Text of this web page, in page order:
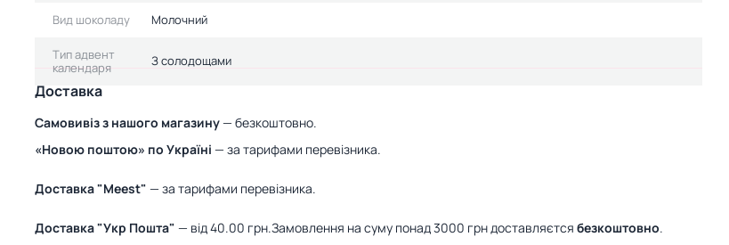
Вид шоколаду Молочний
Тип адвент
календаря
З солодощами
Доставка
Самовивіз з нашого магазину— безкоштовно.
«Новою поштою» по Україні — за тарифами перевізника.
Доставка "Meest" — за тарифами перевізника.
Доставка "Укр Пошта" — від 40.00 грн.Замовлення на суму понад 3000 грн доставляєтся безкоштовно.